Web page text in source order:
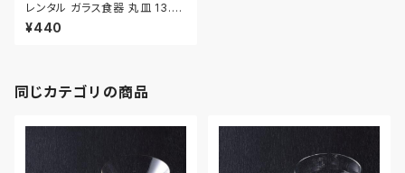
レンタル ガラス食器 丸皿 13.5c
m｜GLM079
¥440
同じカテゴリの商品